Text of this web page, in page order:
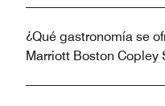
¿Qué gastronomía se
Marriott Boston Copley